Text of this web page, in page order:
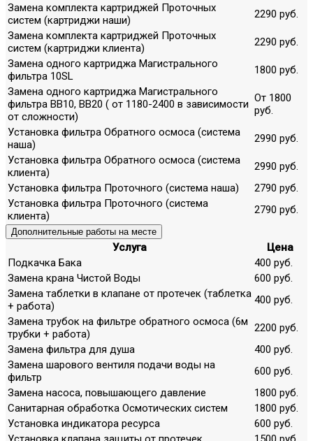
Замена комплекта картриджей Проточных
систем (картриджи наши)
2290 руб.
Замена комплекта картриджей Проточных
систем (картриджи клиента)
2290 руб.
Замена одного картриджа Магистрального
фильтра 10SL
1800 руб.
Замена одного картриджа Магистрального
фильтра ВВ10, ВВ20 ( от 1180-2400 в зависимости
от сложности)
От 1800
руб.
Установка фильтра Обратного осмоса (система
наша)
2990 руб.
Установка фильтра Обратного осмоса (система
клиента)
2990 руб.
Установка фильтра Проточного (система наша)
2790 руб.
Установка фильтра Проточного (система
клиента)
2790 руб.
Дополнительные работы на месте
Услуга
Цена
Подкачка Бака
400 руб.
Замена крана Чистой Воды
600 руб.
Замена таблетки в клапане от протечек (таблетка
+ работа)
400 руб.
Замена трубок на фильтре обратного осмоса (6м
трубки + работа)
2200 руб.
Замена фильтра для душа
400 руб.
Замена шарового вентиля подачи воды на
фильтр
600 руб.
Замена насоса, повышающего давление
1800 руб.
Санитарная обработка Осмотических систем
1800 руб.
Установка индикатора ресурса
600 руб.